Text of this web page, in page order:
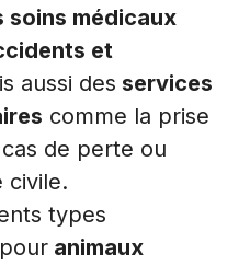
soins médicaux
et
aussi des services
comme la prise
de perte ou
civile.
types
animaux